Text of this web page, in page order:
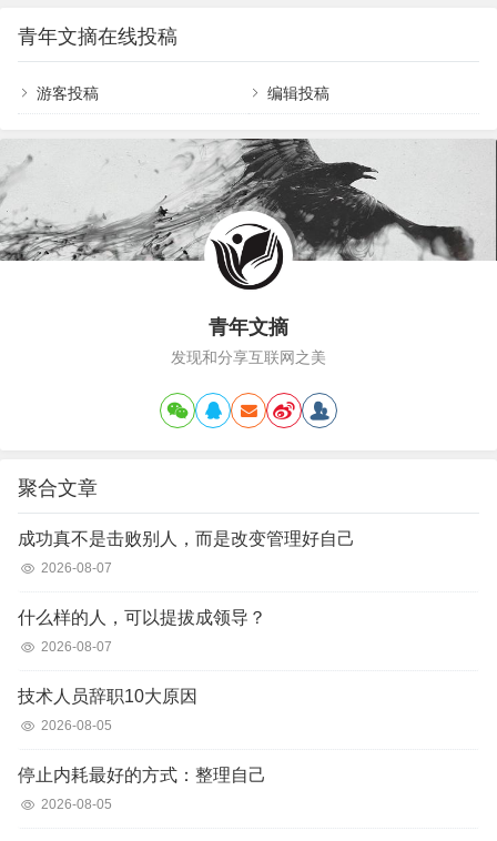
官…
巧，帮助你成为情绪的主人。一、认识情绪根源情
绪易怒往往不是无缘无故的，它可能源于过去的经
历、压力积累或者性格特点。首先，我们要学会审
视自己的情绪，当愤怒涌上心头时，不要急于爆
是因为对方的行为真的不可原谅，还是因为我自己
最近压力太大？”…
青年文摘在线投稿
游客投稿 编辑投稿
青年文摘
发现和分享互联网之美
聚合文章
成功真不是击败别人，而是改变管理好自己
2026-08-07
什么样的人，可以提拔成领导？
2026-08-07
技术人员辞职10大原因
2026-08-05
停止内耗最好的方式：整理自己
2026-08-05